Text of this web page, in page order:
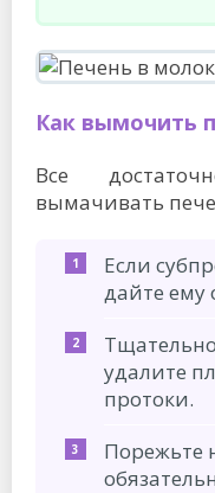
Как вымочить
Все
вымачивать
Если
дайте ему
удалите
протоки.
Порежьте